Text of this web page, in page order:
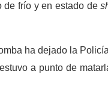
de frío y en estado de
ha dejado la
a punto de